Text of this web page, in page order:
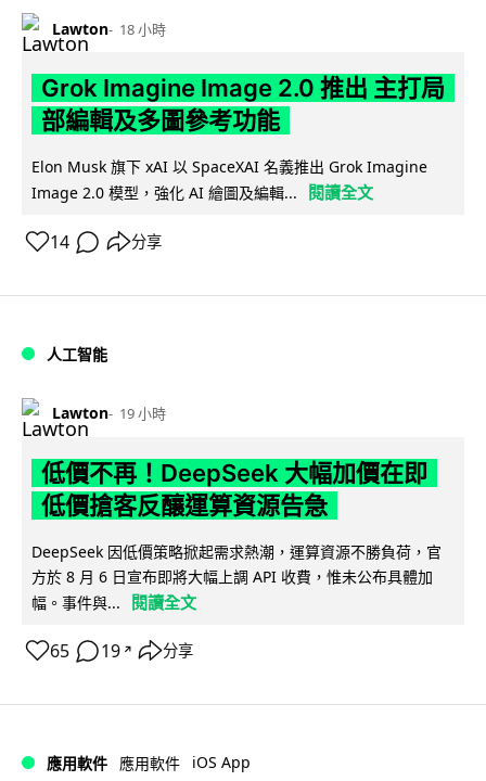
Lawton 18 小時
Grok Imagine Image 2.0 推出 主打局
部編輯及多圖參考功能
Elon Musk 旗下 xAI 以 SpaceXAI 名義推出 Grok Imagine
Image 2.0 模型，強化 AI 繪圖及編輯...
閱讀全文
14 分享
人工智能
Lawton 19 小時
低價不再！DeepSeek 大幅加價在即
低價搶客反釀運算資源告急
DeepSeek 因低價策略掀起需求熱潮，運算資源不勝負荷，官
方於 8 月 6 日宣布即將大幅上調 API 收費，惟未公布具體加
幅。事件與...
閱讀全文
65 19 ↗ 分享
應用軟件 應用軟件 iOS App